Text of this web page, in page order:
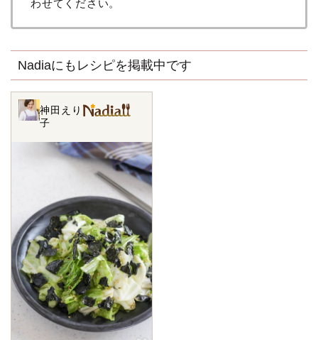
わせてください。
Nadiaにもレシピを掲載中です
神田えり
子